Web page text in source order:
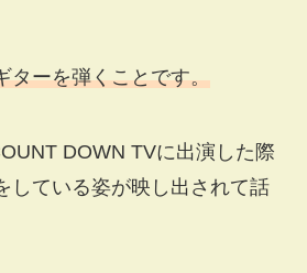
ターを弾くことです。
DOWN TVに出演した際
している姿が映し出されて話